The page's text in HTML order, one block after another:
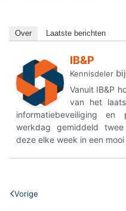
Over Laatste berichten
IB&P
Kennisdeler bij
Vanuit IB&P
van het
informatiebeveiliging
werkdag gemiddeld
deze elke week in een
Vorige